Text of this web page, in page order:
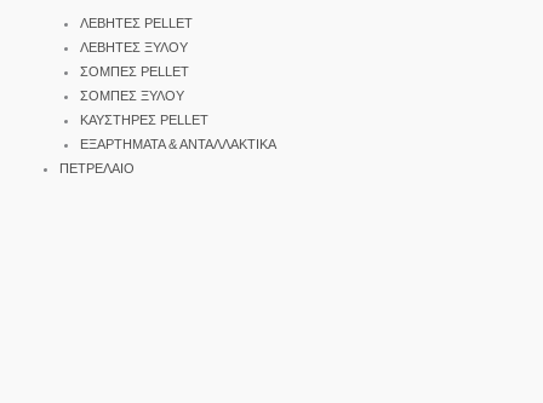
ΛΕΒΗΤΕΣ PELLET
ΛΕΒΗΤΕΣ ΞΥΛΟΥ
ΣΟΜΠΕΣ PELLET
ΣΟΜΠΕΣ ΞΥΛΟΥ
ΚΑΥΣΤΗΡΕΣ PELLET
ΕΞΑΡΤΗΜΑΤΑ & ΑΝΤΑΛΛΑΚΤΙΚΑ
ΠΕΤΡΕΛΑΙΟ